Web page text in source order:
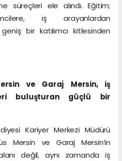
süreçleri ele alındı. Eğitim;
iş arayanlardan
bir katılımcı kitlesinden
ve Garaj Mersin, iş
buluşturan güçlü bir
Kariyer Merkezi Müdürü
Mersin ve Garaj Mersin’in
değil, aynı zamanda iş